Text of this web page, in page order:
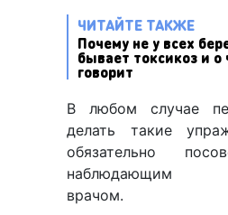
ЧИТАЙТЕ ТАКЖЕ
Почему не у всех
бывает токсикоз и о
говорит
В любом случае
делать такие
обязательно
наблюдающим
врачом.